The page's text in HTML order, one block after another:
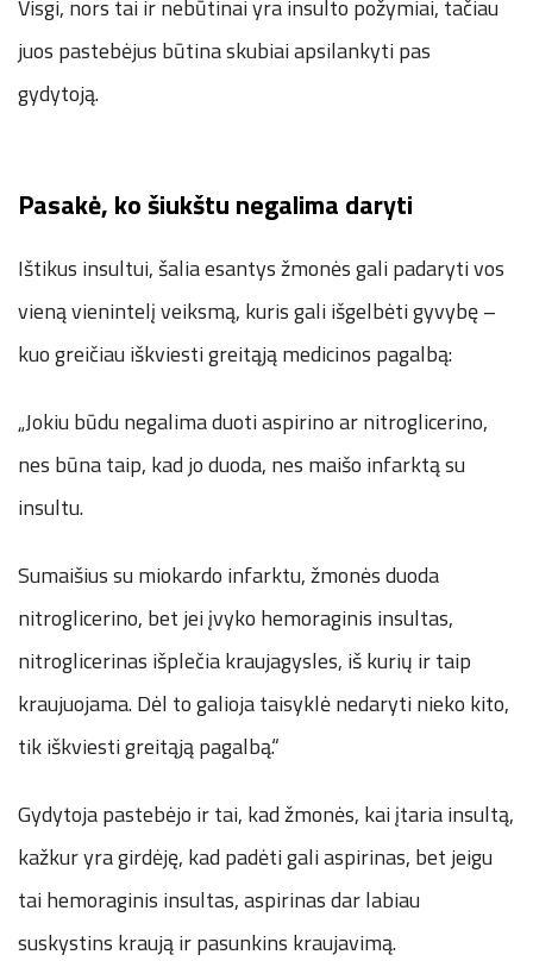
Visgi, nors tai ir nebūtinai yra insulto požymiai, tačiau
juos pastebėjus būtina skubiai apsilankyti pas
gydytoją.
Pasakė, ko šiukštu negalima daryti
Ištikus insultui, šalia esantys žmonės gali padaryti vos
vieną vienintelį veiksmą, kuris gali išgelbėti gyvybę –
kuo greičiau iškviesti greitąją medicinos pagalbą:
„Jokiu būdu negalima duoti aspirino ar nitroglicerino,
nes būna taip, kad jo duoda, nes maišo infarktą su
insultu.
Sumaišius su miokardo infarktu, žmonės duoda
nitroglicerino, bet jei įvyko hemoraginis insultas,
nitroglicerinas išplečia kraujagysles, iš kurių ir taip
kraujuojama. Dėl to galioja taisyklė nedaryti nieko kito,
tik iškviesti greitąją pagalbą.“
Gydytoja pastebėjo ir tai, kad žmonės, kai įtaria insultą,
kažkur yra girdėję, kad padėti gali aspirinas, bet jeigu
tai hemoraginis insultas, aspirinas dar labiau
suskystins kraują ir pasunkins kraujavimą.